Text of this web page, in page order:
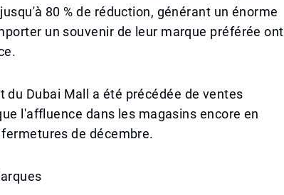
80 % de réduction, générant un énorme
un souvenir de leur marque préférée ont
Dubai Mall a été précédée de ventes
l'affluence dans les magasins encore en
de décembre.